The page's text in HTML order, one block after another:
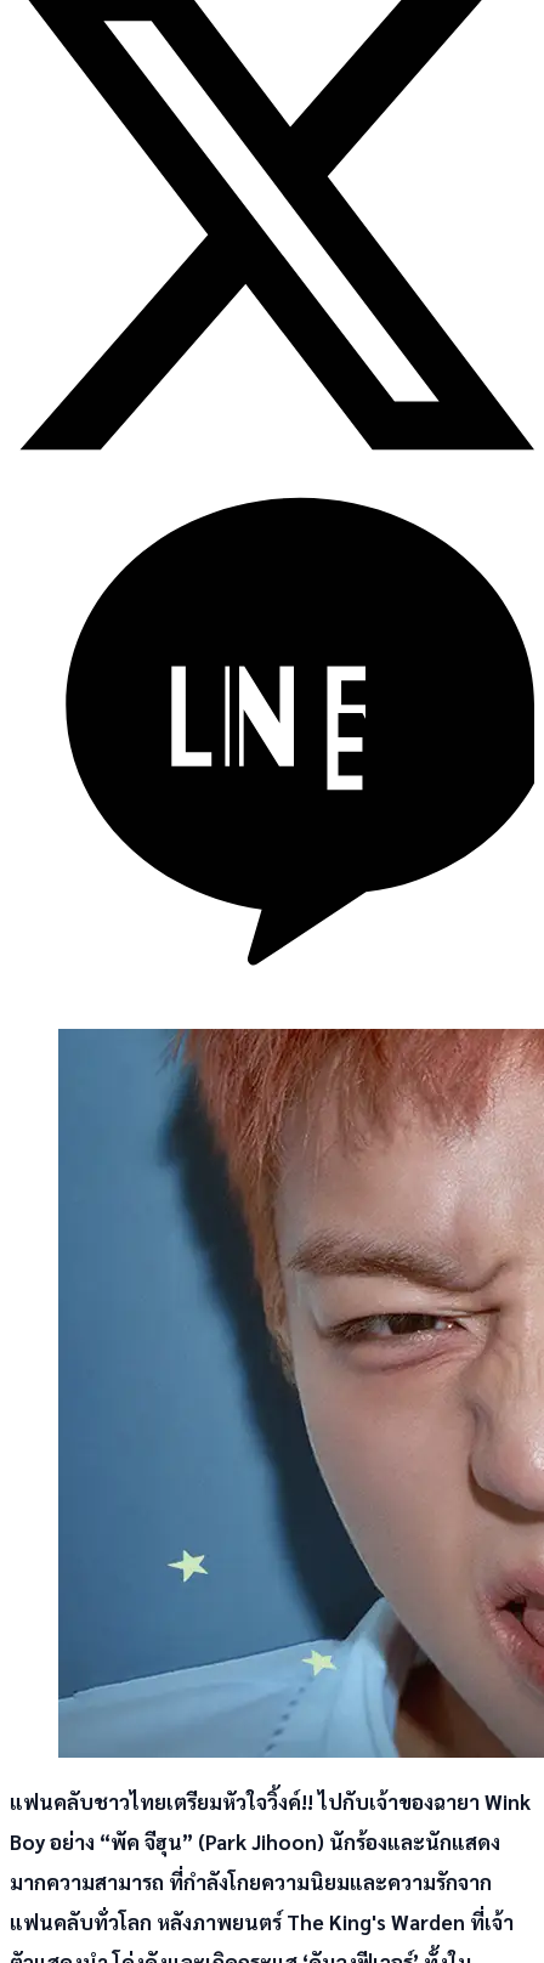
แฟนคลับชาวไทยเตรียมหัวใจวิ้งค์!! ไปกับเจ้าของฉายา Wink
Boy อย่าง “พัค จีฮุน” (Park Jihoon) นักร้องและนักแสดง
มากความสามารถ ที่กำลังโกยความนิยมและความรักจาก
แฟนคลับทั่วโลก หลังภาพยนตร์ The King's Warden ที่เจ้า